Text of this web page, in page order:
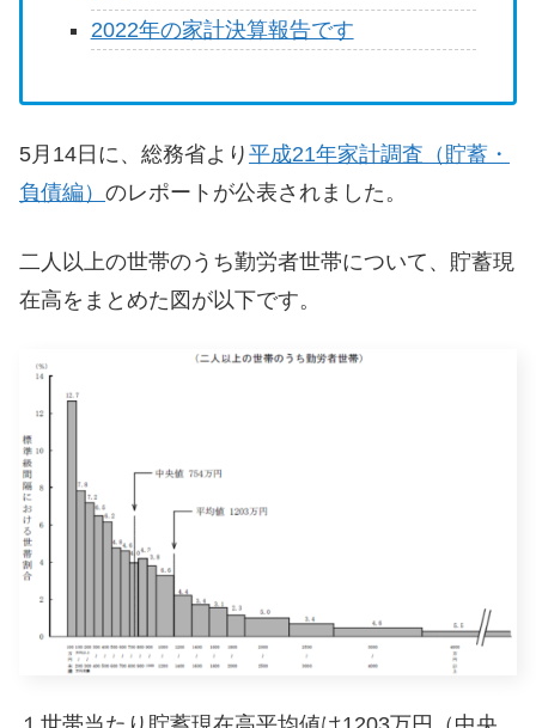
2022年の家計決算報告です
5月14日に、総務省より 平成21年家計調査（貯蓄・
負債編） のレポートが公表されました。
二人以上の世帯のうち勤労者世帯について、貯蓄現
在高をまとめた図が以下です。